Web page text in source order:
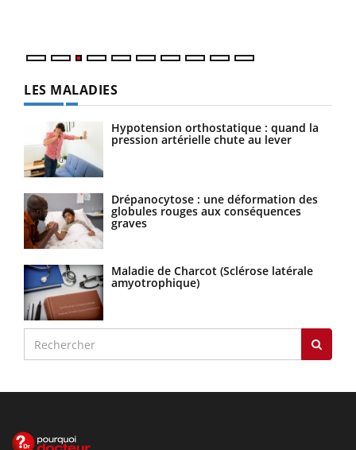
LES MALADIES
Hypotension orthostatique : quand la
pression artérielle chute au lever
Drépanocytose : une déformation des
globules rouges aux conséquences
graves
Maladie de Charcot (Sclérose latérale
amyotrophique)